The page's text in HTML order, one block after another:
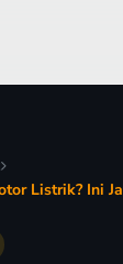
Listrik? Ini